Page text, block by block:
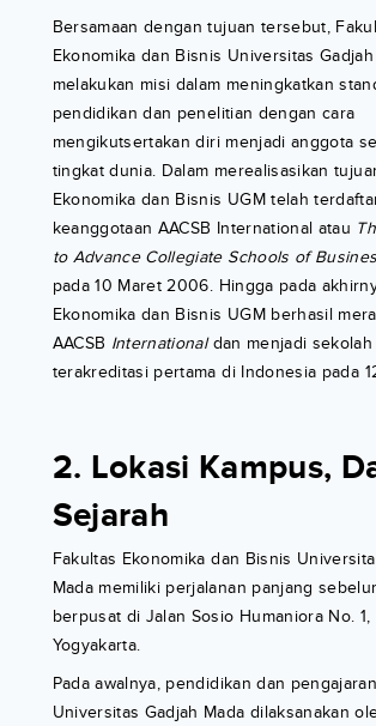
Bersamaan dengan tujuan tersebut,
Ekonomika dan Bisnis Universitas
melakukan misi dalam meningkatkan
pendidikan dan penelitian dengan cara
mengikutsertakan diri menjadi anggota
tingkat dunia. Dalam merealisasikan
Ekonomika dan Bisnis UGM telah
keanggotaan AACSB International atau
to Advance Collegiate Schools of
pada 10 Maret 2006. Hingga pada
Ekonomika dan Bisnis UGM berhasil
AACSB Internationaldan menjadi sekolah
terakreditasi pertama di Indonesia pada
2. Lokasi Kampus,
Sejarah
Fakultas Ekonomika dan Bisnis
Mada memiliki perjalanan panjang
berpusat di Jalan Sosio Humaniora No. 1,
Yogyakarta.
Pada awalnya, pendidikan dan
Universitas Gadjah Mada dilaksanakan